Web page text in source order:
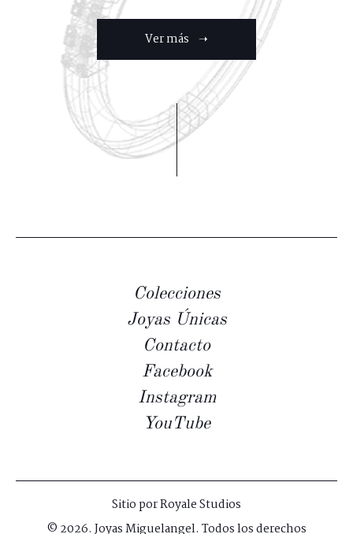
Ver más ➝
Colecciones
Joyas Únicas
Contacto
Facebook
Instagram
YouTube
Sitio porRoyale Studios
© 2026. Joyas Miguelangel. Todos los derechos